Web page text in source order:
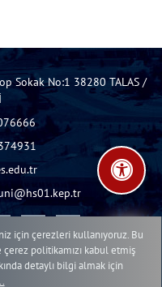
Sokak No:1 38280 TALAS /
Yönetim Sistemi
Başkanlığı Web Birimi
için çerezleri kullanıyoruz. Bu
çerez politikamızı kabul etmiş
detaylı bilgi almak için